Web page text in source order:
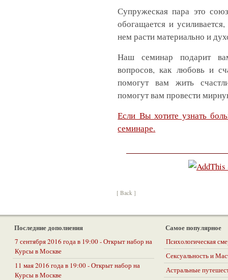
Супружеская пара это
обогащается и
нем расти материально и
Наш семинар подарит
вопросов, как любовь и
помогут вам жить
помогут вам провести
Если Вы хотите узнать
семинаре.
[ Back ]
Последние дополнения
7 сентября 2016 года в 19:00 - Открыт набор на
Курсы в Москве
11 мая 2016 года в 19:00 - Открыт набор на
Курсы в Москве
Самое популярное
Психологическая
Сексуальность и
Астральные